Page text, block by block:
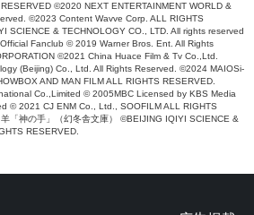
©2020 NEXT ENTERTAINMENT WORLD &
©2023 Content Wavve Corp. ALL RIGHTS
SCIENCE & TECHNOLOGY CO., LTD. All rights reserved
Fanclub © 2019 Warner Bros. Ent. All Rights
©2021 China Huace Film & Tv Co.,Ltd.
(Beijing) Co., Ltd. All Rights Reserved. ©2024 MAIOSi-
AND MAN FILM ALL RIGHTS RESERVED.
Co.,Limited © 2005MBC Licensed by KBS Media
© 2021 CJ ENM Co., Ltd., SOOFILM ALL RIGHTS
「神の手」（幻冬舎文庫） ©BEIJING IQIYI SCIENCE &
RESERVED.